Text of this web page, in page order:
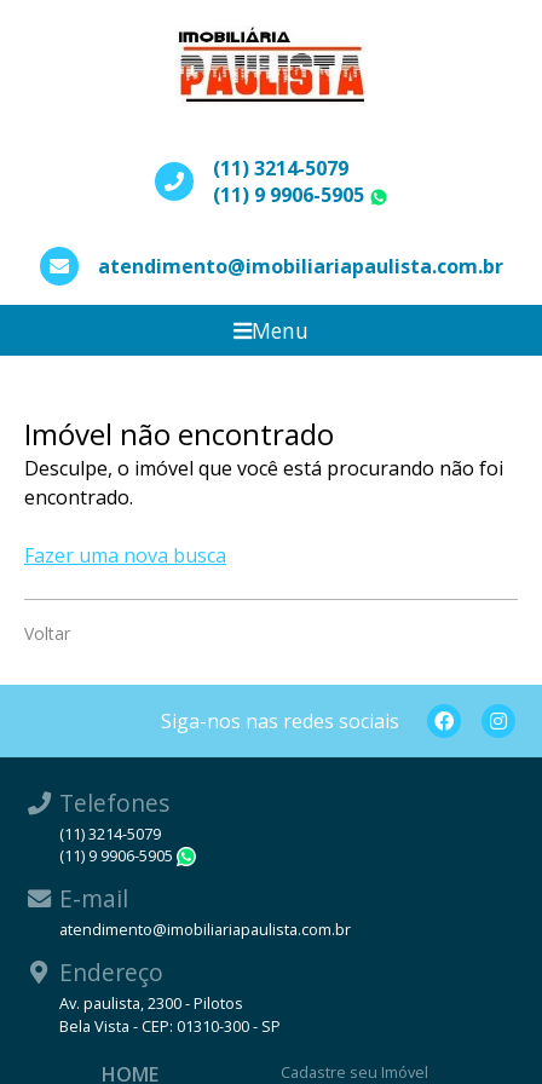
(11) 3214-5079
(11) 9 9906-5905
atendimento@imobiliariapaulista.com.br
Menu
Imóvel não encontrado
Desculpe, o imóvel que você está procurando não foi
encontrado.
Fazer uma nova busca
Voltar
Siga-nos nas redes sociais
Telefones
(11) 3214-5079
(11) 9 9906-5905
E-mail
atendimento@imobiliariapaulista.com.br
Endereço
Av. paulista, 2300 - Pilotos
Bela Vista - CEP: 01310-300 - SP
HOME Cadastre seu Imóvel